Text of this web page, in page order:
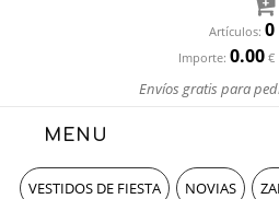
Artículos: 0
Importe: 0.00 €
Envíos gratis para
MENU
VESTIDOS DE FIESTA NOVIAS